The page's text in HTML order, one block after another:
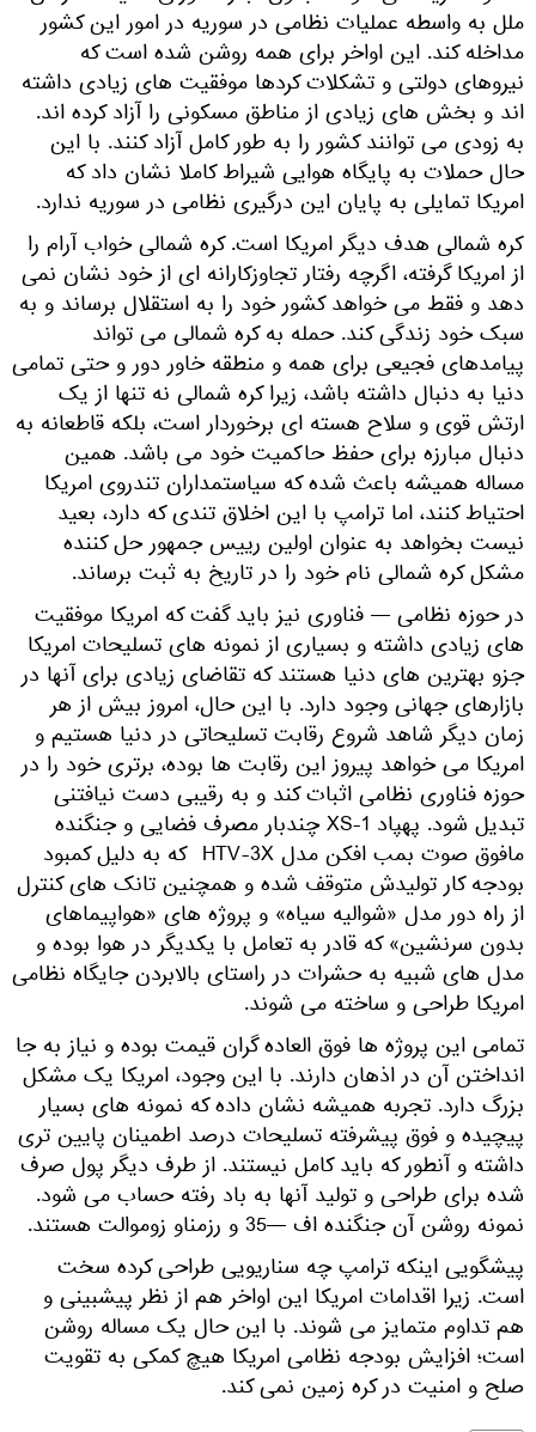
ملل به واسطه عملیات نظامی در سوریه در امور این کشور
مداخله کند. این اواخر برای همه روشن شده است که
نیروهای دولتی و تشکلات کردها موفقیت های زیادی داشته
اند و بخش های زیادی از مناطق مسکونی را آزاد کرده اند.
به زودی می توانند کشور را به طور کامل آزاد کنند. با این
حال حملات به پایگاه هوایی شیراط کاملا نشان داد که
امریکا تمایلی به پایان این درگیری نظامی در سوریه ندارد.
کره شمالی هدف دیگر امریکا است. کره شمالی خواب آرام را
از امریکا گرفته، اگرچه رفتار تجاوزکارانه ای از خود نشان نمی
دهد و فقط می خواهد کشور خود را به استقلال برساند و به
سبک خود زندگی کند. حمله به کره شمالی می تواند
پیامدهای فجیعی برای همه و منطقه خاور دور و حتی تمامی
دنیا به دنبال داشته باشد، زیرا کره شمالی نه تنها از یک
ارتش قوی و سلاح هسته ای برخوردار است، بلکه قاطعانه به
دنبال مبارزه برای حفظ حاکمیت خود می باشد. همین
مساله همیشه باعث شده که سیاستمداران تندروی امریکا
احتیاط کنند، اما ترامپ با این اخلاق تندی که دارد، بعید
نیست بخواهد به عنوان اولین رییس جمهور حل کننده
مشکل کره شمالی نام خود را در تاریخ به ثبت برساند.
در حوزه نظامی — فناوری نیز باید گفت که امریکا موفقیت
های زیادی داشته و بسیاری از نمونه های تسلیحات امریکا
جزو بهترین های دنیا هستند که تقاضای زیادی برای آنها در
بازارهای جهانی وجود دارد. با این حال، امروز بیش از هر
زمان دیگر شاهد شروع رقابت تسلیحاتی در دنیا هستیم و
امریکا می خواهد پیروز این رقابت ها بوده، برتری خود را در
حوزه فناوری نظامی اثبات کند و به رقیبی دست نیافتنی
تبدیل شود. پهپاد XS-1 چندبار مصرف فضایی و جنگنده
مافوق صوت بمب افکن مدل HTV-3X که به دلیل کمبود
بودجه کار تولیدش متوقف شده و همچنین تانک های کنترل
از راه دور مدل «شوالیه سیاه» و پروژه های «هواپیماهای
بدون سرنشین» که قادر به تعامل با یکدیگر در هوا بوده و
مدل های شبیه به حشرات در راستای بالابردن جایگاه نظامی
امریکا طراحی و ساخته می شوند.
تمامی این پروژه ها فوق العاده گران قیمت بوده و نیاز به جا
انداختن آن در اذهان دارند. با این وجود، امریکا یک مشکل
بزرگ دارد. تجربه همیشه نشان داده که نمونه های بسیار
پیچیده و فوق پیشرفته تسلیحات درصد اطمینان پایین تری
داشته و آنطور که باید کامل نیستند. از طرف دیگر پول صرف
شده برای طراحی و تولید آنها به باد رفته حساب می شود.
نمونه روشن آن جنگنده اف —35 و رزمناو زوموالت هستند.
پیشگویی اینکه ترامپ چه سناریویی طراحی کرده سخت
است. زیرا اقدامات امریکا این اواخر هم از نظر پیشبینی و
هم تداوم متمایز می شوند. با این حال یک مساله روشن
است؛ افزایش بودجه نظامی امریکا هیچ کمکی به تقویت
صلح و امنیت در کره زمین نمی کند.